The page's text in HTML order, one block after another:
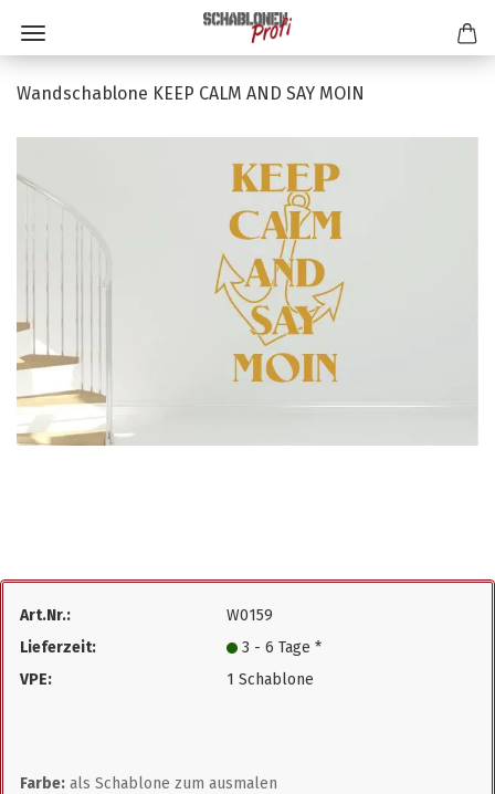
Wandschablone KEEP CALM AND SAY MOIN
Art.Nr.:
W0159
Lieferzeit:
3 - 6 Tage *
VPE:
1 Schablone
Farbe: als Schablone zum ausmalen